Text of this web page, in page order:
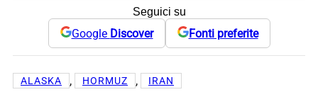
Seguici su
Google Discover Fonti preferite
ALASKA , HORMUZ , IRAN